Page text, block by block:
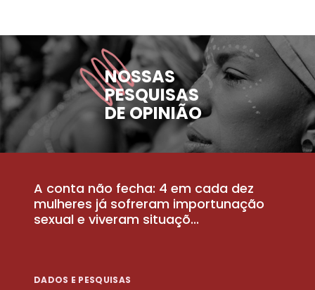
NOSSAS
PESQUISAS
DE OPINIÃO
A conta não fecha: 4 em cada dez
mulheres já sofreram importunação
sexual e viveram situaçõ...
DADOS E PESQUISAS